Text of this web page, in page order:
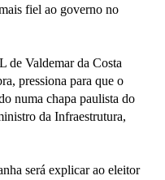
fiel ao governo no
de Valdemar da Costa
pressiona para que o
numa chapa paulista do
da Infraestrutura,
será explicar ao eleitor